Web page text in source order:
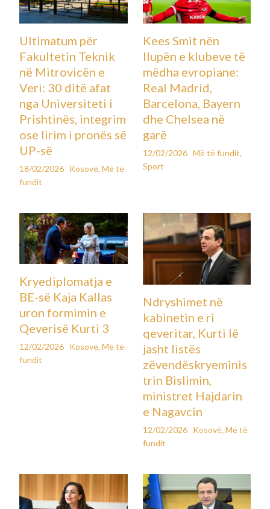
Ultimatum për
Fakultetin Teknik
në Mitrovicën e
Veri: 30 ditë afat
nga Universiteti i
Prishtinës, integrim
ose lirim i pronës së
UP-së
18/02/2026 Kosovë,Më të
fundit
Kees Smit nën
llupën e klubeve të
mëdha evropiane:
Real Madrid,
Barcelona, Bayern
dhe Chelsea në
garë
12/02/2026 Më të fundit,
Sport
Kryediplomatja e
BE-së Kaja Kallas
uron formimin e
Qeverisë Kurti 3
12/02/2026 Kosovë,Më të
fundit
Ndryshimet në
kabinetin e ri
qeveritar, Kurti lë
jasht listës
zëvendëskryeminis
trin Bislimin,
ministret Hajdarin
e Nagavcin
12/02/2026 Kosovë, Më të
fundit